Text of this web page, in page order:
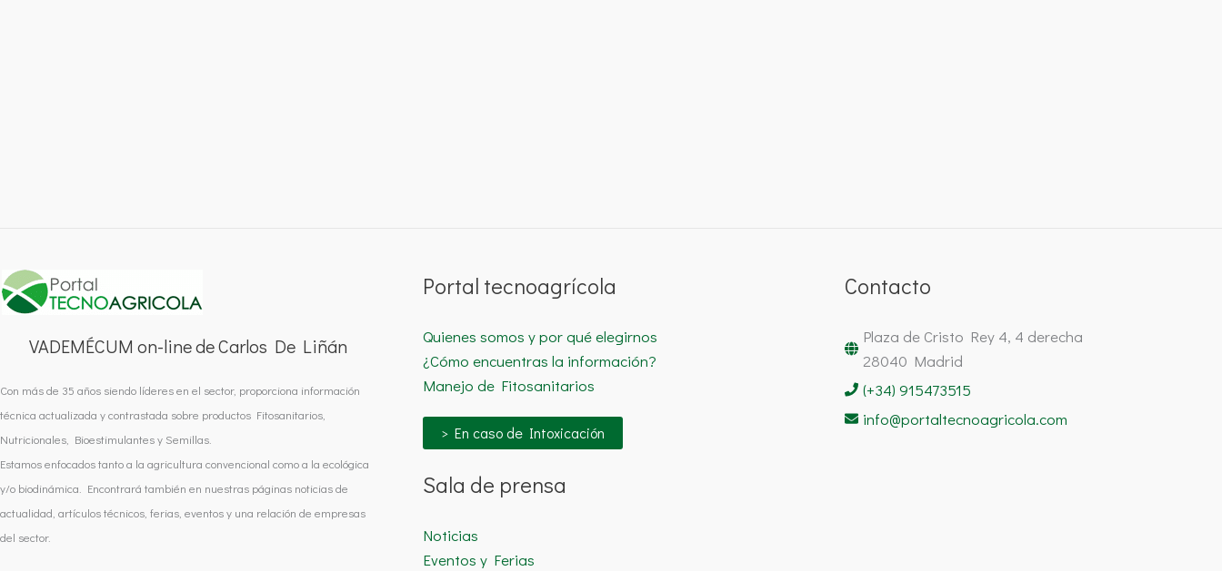
VADEMÉCUM on-line de Carlos De Liñán
Con más de 35 años siendo líderes en el sector, proporciona información
técnica actualizada y contrastada sobre productos Fitosanitarios,
Nutricionales, Bioestimulantes y Semillas.
Estamos enfocados tanto a la agricultura convencional como a la ecológica
y/o biodinámica. Encontrará también en nuestras páginas noticias de
actualidad, artículos técnicos, ferias, eventos y una relación de empresas
del sector.
Portal tecnoagrícola
Quienes somos y por qué elegirnos
¿Cómo encuentras la información?
Manejo de Fitosanitarios
> En caso de Intoxicación
Sala de prensa
Noticias
Eventos y Ferias
Contacto
Plaza de Cristo Rey 4, 4 derecha
28040 Madrid
(+34) 915473515
info@portaltecnoagricola.com